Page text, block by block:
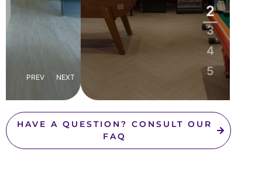
2
3
4
5
PREV NEXT
HAVE A QUESTION? CONSULT OUR
FAQ